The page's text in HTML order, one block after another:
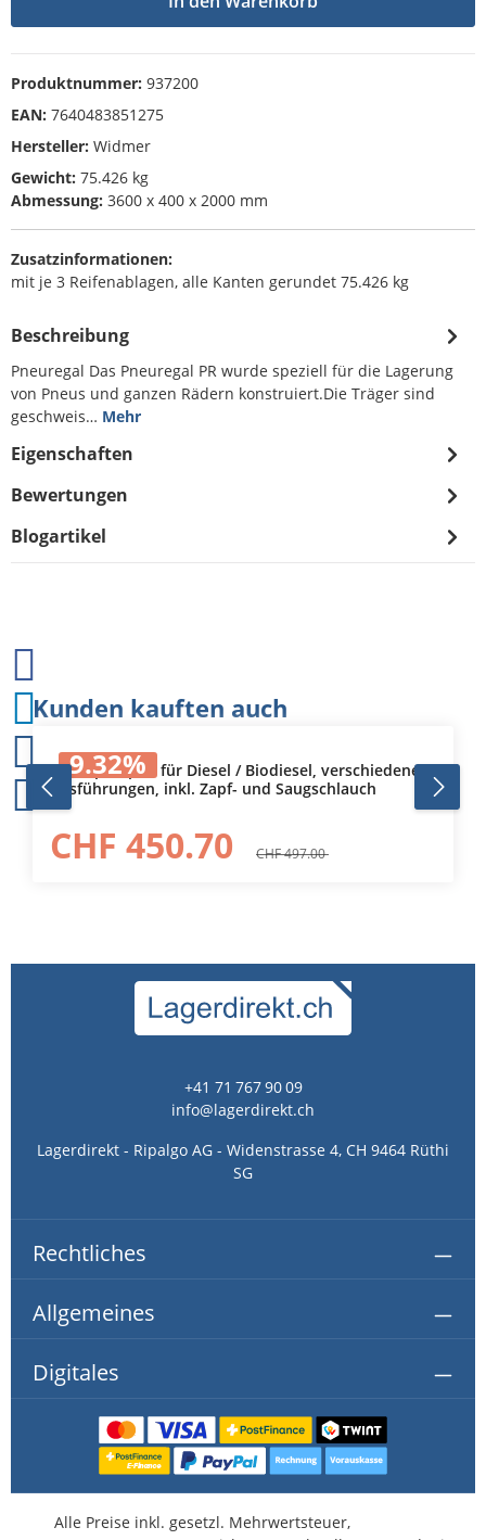
Produktnummer: 937200
EAN: 7640483851275
Hersteller: Widmer
Gewicht: 75.426 kg
Abmessung: 3600 x 400 x 2000 mm
Zusatzinformationen:
mit je 3 Reifenablagen, alle Kanten gerundet 75.426 kg
Beschreibung
Pneuregal Das Pneuregal PR wurde speziell für die Lagerung
von Pneus und ganzen Rädern konstruiert.Die Träger sind
geschweis… Mehr
Eigenschaften
Bewertungen
Blogartikel
Produktgalerie überspringen
Kunden kauften auch
9.32%
Dieselpumpen für Diesel / Biodiesel, verschiedene
Ausführungen, inkl. Zapf- und Saugschlauch
CHF 450.70 CHF 497.00
+41 71 767 90 09
info@lagerdirekt.ch
Lagerdirekt - Ripalgo AG - Widenstrasse 4, CH 9464 Rüthi
SG
Rechtliches
Allgemeines
Digitales
Alle Preise inkl. gesetzl. Mehrwertsteuer,